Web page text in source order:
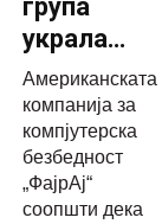
група
украла
милиони
преку
упади во
банки
Американската
компанија за
компјутерска
безбедност
„ФајрАј“
соопшти дека